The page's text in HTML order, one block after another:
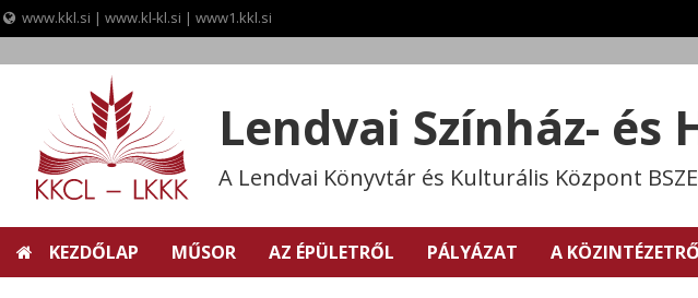
www.kkl.si | www.kl-kl.si | www1.kkl.si
Lendvai Színház-
A Lendvai Könyvtár és Kulturális Központ
KEZDŐLAP MŰSOR AZ ÉPÜLETRŐL PÁLYÁZAT A